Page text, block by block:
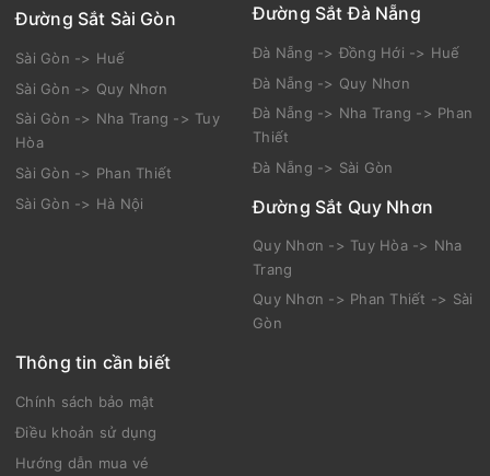
Đường Sắt Sài Gòn
Sài Gòn -> Huế
Sài Gòn -> Quy Nhơn
Sài Gòn -> Nha Trang -> Tuy
Hòa
Sài Gòn -> Phan Thiết
Sài Gòn -> Hà Nội
Đường Sắt Đà Nẵng
Đà Nẵng -> Đồng Hới -> Huế
Đà Nẵng -> Quy Nhơn
Đà Nẵng -> Nha Trang -> Phan
Thiết
Đà Nẵng -> Sài Gòn
Đường Sắt Quy Nhơn
Quy Nhơn -> Tuy Hòa -> Nha
Trang
Quy Nhơn -> Phan Thiết -> Sài
Gòn
Thông tin cần biết
Chính sách bảo mật
Điều khoản sử dụng
Hướng dẫn mua vé